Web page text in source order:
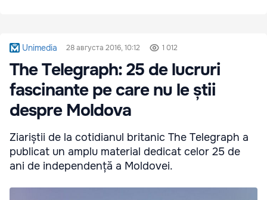
Unimedia 28 августа 2016, 10:12 1 012
The Telegraph: 25 de lucruri
fascinante pe care nu le știi
despre Moldova
Ziariștii de la cotidianul britanic The Telegraph a
publicat un amplu material dedicat celor 25 de
ani de independență a Moldovei.